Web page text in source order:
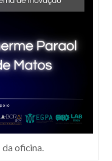
oficina.